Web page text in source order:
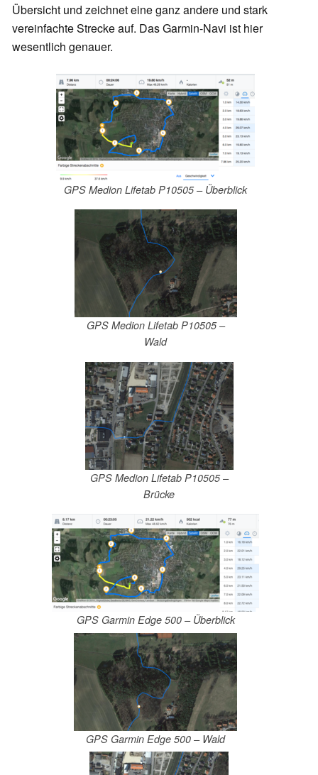
Übersicht und zeichnet eine ganz andere und stark
vereinfachte Strecke auf. Das Garmin-Navi ist hier
wesentlich genauer.
GPS Medion Lifetab P10505 – Überblick
GPS Medion Lifetab P10505 –
Wald
GPS Medion Lifetab P10505 –
Brücke
GPS Garmin Edge 500 – Überblick
GPS Garmin Edge 500 – Wald